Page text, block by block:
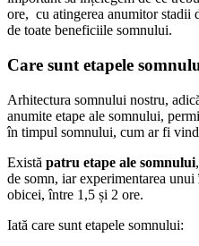
ore, cu atingerea anumitor stadii
de toate beneficiile somnului.
Care sunt etapele
Arhitectura somnului nostru,
anumite etape ale somnului,
în timpul somnului, cum ar fi
Există patru etape ale somnului
de somn, iar experimentarea unui
obicei, între 1,5 și 2 ore.
Iată care sunt etapele somnului: